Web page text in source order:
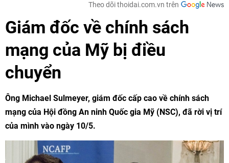
Theo dõi thoidai.com.vn trên
Giám đốc về chính sách
mạng của Mỹ bị điều
chuyển
Ông Michael Sulmeyer, giám đốc cấp cao về chính sách
mạng của Hội đồng An ninh Quốc gia Mỹ (NSC), đã rời vị trí
của mình vào ngày 10/5.